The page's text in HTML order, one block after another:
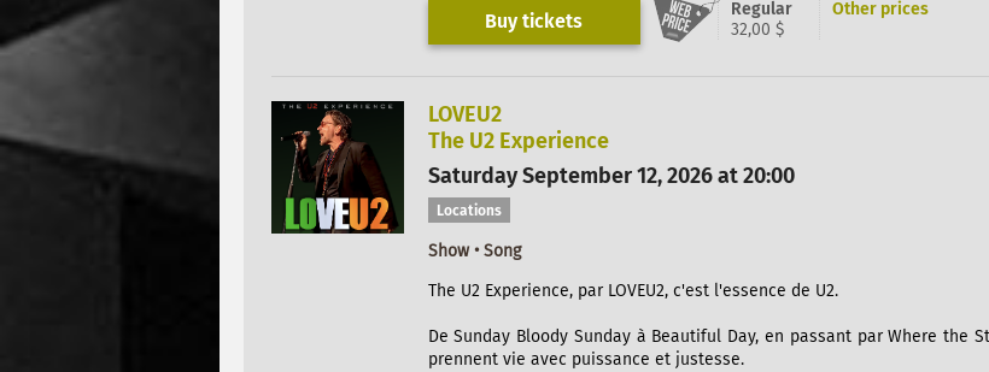
Buy tickets
Regular
32,00 $
Other prices
LOVEU2
The U2 Experience
Saturday September 12, 2026 at 20:00
Locations
Show • Song
The U2 Experience, par LOVEU2, c'est l'essence de U2.
De Sunday Bloody Sunday à Beautiful Day, en passant par Where the
prennent vie avec puissance et justesse.